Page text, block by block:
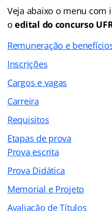
Veja abaixo o menu com
oedital do concurso
Remuneração e
Inscrições
Cargos e vagas
Carreira
Requisitos
Etapas de prova
Prova escrita
Prova Didática
Memorial e Projeto
Avaliação de Títulos